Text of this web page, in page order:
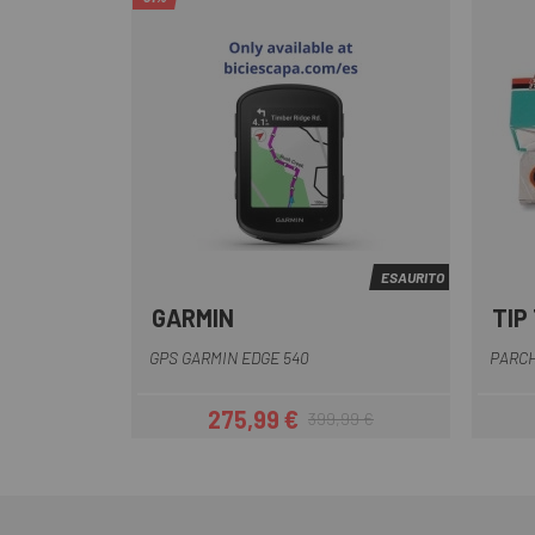
ESAURITO
GARMIN
GPS GARMIN EDGE 540
Prezzo
275,99 €Prezzo base
399,99 €
TIP